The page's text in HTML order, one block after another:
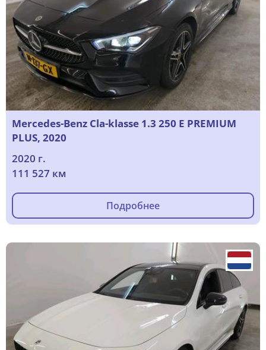
Mercedes-Benz Cla-klasse 1.3 250 E PREMIUM
PLUS, 2020
2020 г.
111 527 км
Подробнее